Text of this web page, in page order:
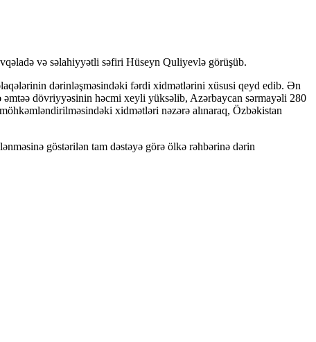
və səlahiyyətli səfiri Hüseyn Quliyevlə görüşüb.
dərinləşməsindəki fərdi xidmətlərini xüsusi qeyd edib. Ən
dövriyyəsinin həcmi xeyli yüksəlib, Azərbaycan sərmayəli 280
xidmətləri nəzərə alınaraq, Özbəkistan
göstərilən tam dəstəyə görə ölkə rəhbərinə dərin